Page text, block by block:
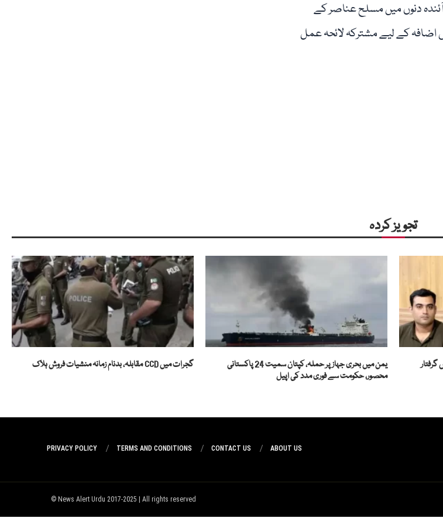
دنوں میں مسلح عناصر کے
اضافہ کے لیے مشترکہ لائحہ عمل
تجویز کردہ
یمن میں بحری جہاز پر حملہ، کپتان سمیت 24 پاکستانی
محصور، حکومت سے فوری مدد کی اپیل
گجرات میں CCD مقابلہ، بدنام زمانہ منشیات فروش ہلاک
ABOUT US
CONTACT US
TERMS AND CONDITIONS
PRIVACY POLICY
News Alert Urdu 2017-2025 | All rights reserved ©